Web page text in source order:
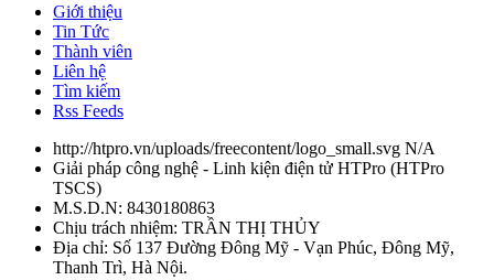
Giới thiệu
Tin Tức
Thành viên
Liên hệ
Tìm kiếm
Rss Feeds
http://htpro.vn/uploads/freecontent/logo_small.svg N/A
Giải pháp công nghệ - Linh kiện điện tử HTPro (HTPro
TSCS)
M.S.D.N: 8430180863
Chịu trách nhiệm: TRẦN THỊ THỦY
Địa chỉ: Số 137 Đường Đông Mỹ - Vạn Phúc, Đông Mỹ,
Thanh Trì, Hà Nội.